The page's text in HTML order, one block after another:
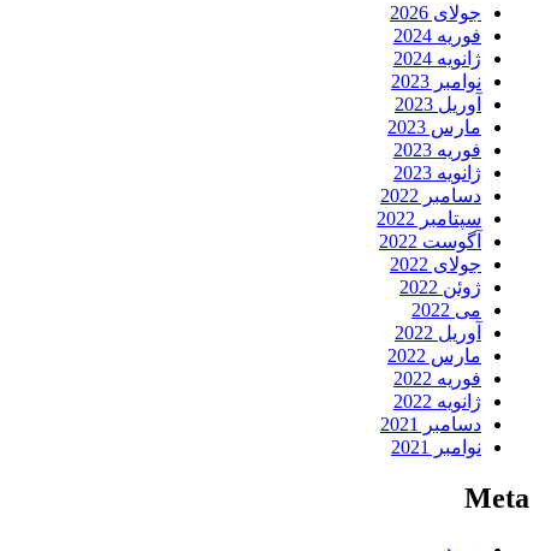
جولای 2026
فوریه 2024
ژانویه 2024
نوامبر 2023
آوریل 2023
مارس 2023
فوریه 2023
ژانویه 2023
دسامبر 2022
سپتامبر 2022
آگوست 2022
جولای 2022
ژوئن 2022
می 2022
آوریل 2022
مارس 2022
فوریه 2022
ژانویه 2022
دسامبر 2021
نوامبر 2021
Meta